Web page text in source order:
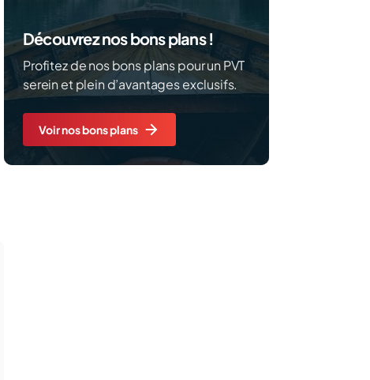
Découvrez nos bons plans !
Profitez de nos bons plans pour un PVT
serein et plein d’avantages exclusifs.
Voir nos bons plans